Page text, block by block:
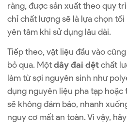
ràng, được sản xuất theo quy
chỉ chất lượng sẽ là lựa chọn
yên tâm khi sử dụng lâu dài.
Tiếp theo, vật liệu đầu vào
bỏ qua. Mộtdây đai dệtchất
làm từ sợi nguyên sinh như
dụng nguyên liệu pha tạp hoặc
sẽ không đảm bảo, nhanh
nguy cơ mất an toàn. Vì vậy,